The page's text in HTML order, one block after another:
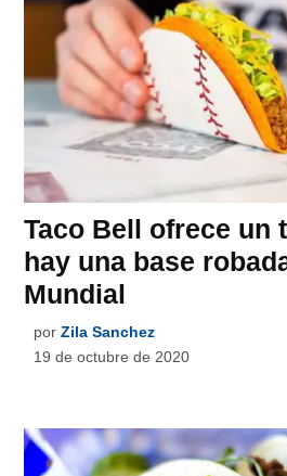
Taco Bell ofrece un
hay una base
Mundial
por Zila Sanchez
19 de octubre de 2020